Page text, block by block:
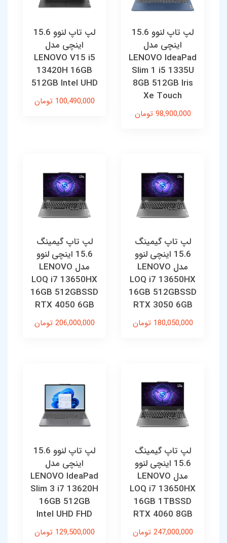
لپ تاپ لنوو 15.6
اینچی مدل
LENOVO IdeaPad
Slim 1 i5 1335U
8GB 512GB Iris
Xe Touch
98,900,000 تومان
لپ تاپ لنوو 15.6
اینچی مدل
LENOVO V15 i5
13420H 16GB
512GB Intel UHD
100,490,000 تومان
لپ تاپ گیمینگ
15.6 اینچی لنوو
مدل LENOVO
LOQ i7 13650HX
16GB 512GBSSD
RTX 3050 6GB
180,050,000 تومان
لپ تاپ گیمینگ
15.6 اینچی لنوو
مدل LENOVO
LOQ i7 13650HX
16GB 512GBSSD
RTX 4050 6GB
206,000,000 تومان
لپ تاپ گیمینگ
15.6 اینچی لنوو
مدل LENOVO
LOQ i7 13650HX
16GB 1TBSSD
RTX 4060 8GB
247,000,000 تومان
لپ تاپ لنوو 15.6
اینچی مدل
LENOVO IdeaPad
Slim 3 i7 13620H
16GB 512GB
Intel UHD FHD
129,500,000 تومان